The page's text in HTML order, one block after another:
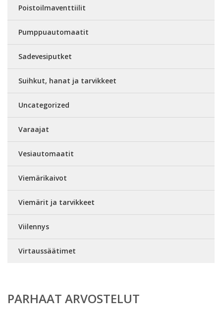
Poistoilmaventtiilit
Pumppuautomaatit
Sadevesiputket
Suihkut, hanat ja tarvikkeet
Uncategorized
Varaajat
Vesiautomaatit
Viemärikaivot
Viemärit ja tarvikkeet
Viilennys
Virtaussäätimet
PARHAAT ARVOSTELUT